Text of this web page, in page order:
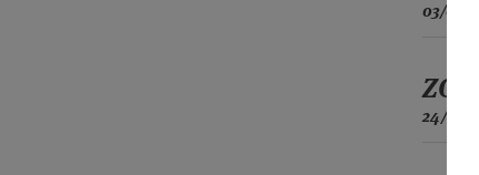
03/01
ZO
24/01